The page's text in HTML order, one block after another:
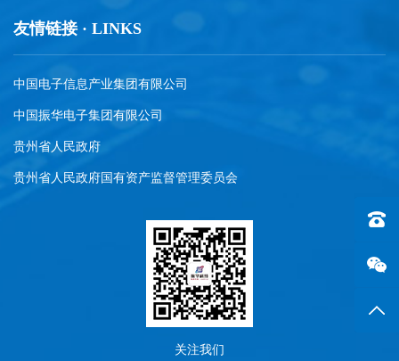
友情链接 · LINKS
中国电子信息产业集团有限公司
中国振华电子集团有限公司
贵州省人民政府
贵州省人民政府国有资产监督管理委员会
关注我们
联系
返回